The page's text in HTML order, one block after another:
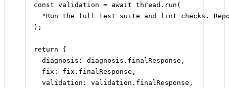
const validation = await thread. run (
"Run the full test suite and lint checks.
);
return {
diagnosis: diagnosis.finalResponse,
fix: fix.finalResponse,
validation: validation.finalResponse,